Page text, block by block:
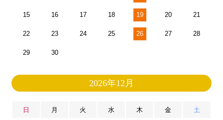
15 16 17 18 19 20 21
22 23 24 25 26 27 28
29 30
2026年12月
日 月 火 水 木 金 土